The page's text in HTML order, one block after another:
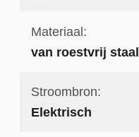
Materiaal:
van roestvrij staal
Stroombron:
Elektrisch